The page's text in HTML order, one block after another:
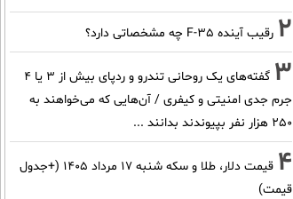
2 رقیب آینده F-35 چه مشخصاتی دارد؟
3
گفته‌های یک روحانی تندرو و ردپای بیش از ۳ یا ۴
جرم جدی امنیتی و کیفری / آن‌هایی که می‌خواهند به
۲۵۰ هزار نفر بپیوندند بدانند ...
4
قیمت دلار، طلا و سکه شنبه ۱۷ مرداد ۱۴۰۵ (+جدول
قیمت)